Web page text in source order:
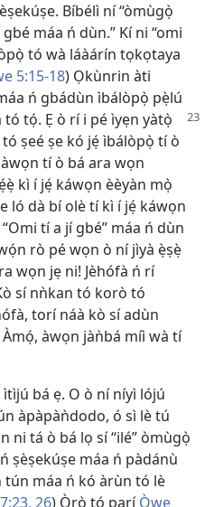
Bíbélì ní “òmùgọ̀
máa ń dùn.” Kí ni “omi
tó wà láàárín tọkọtaya
5:15-18) Ọkùnrin àti
ń gbádùn ìbálòpọ̀ pẹ̀lú
tọ́. Ẹ ò rí i pé ìyẹn yàtọ̀
ṣeé ṣe kó jẹ́ ìbálòpọ̀ tí ò
tí ò bá ara wọn
kì í jẹ́ káwọn èèyàn mọ̀
ló dà bí olè tí kì í jẹ́ káwọn
tí a jí gbé” máa ń dùn
rò pé wọn ò ní jìyà ẹ̀ṣẹ̀
wọn jẹ ni! Jèhófà ń rí
sí nǹkan tó korò tó
torí náà kò sí adùn
Àmọ́, àwọn jàǹbá míì wà tí
bá ẹ. O ò ní níyì lójú
àpàpàǹdodo, ó sì lè tú
ni tá ò bá lọ sí “ilé” òmùgọ̀
ṣèṣekúṣe máa ń pàdánù
tún máa ń kó àrùn tó lè
26) Ọ̀rọ̀ tó paríÒwe